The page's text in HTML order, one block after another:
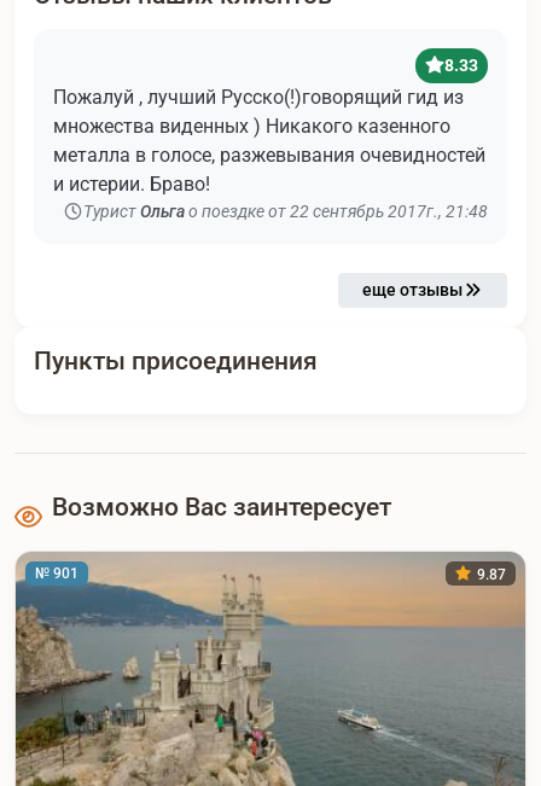
8.33
Пожалуй , лучший Русско(!)говорящий гид из
множества виденных ) Никакого казенного
металла в голосе, разжевывания очевидностей
и истерии. Браво!
ТуристОльгао поездке от 22 сентябрь 2017г., 21:48
еще отзывы
Пункты присоединения
Возможно Вас заинтересует
№ 901 9.87